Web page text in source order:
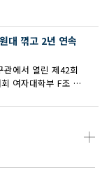
대 꺾고 2년 연속
에서 열린 제42회
여자대학부 F조 예
┼